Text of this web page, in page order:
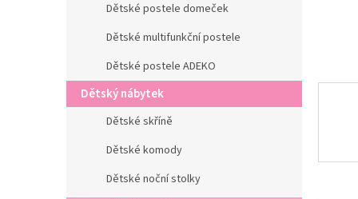
Dětské postele domeček
Dětské multifunkční postele
Dětské postele ADEKO
Dětský nábytek
Dětské skříně
Dětské komody
Dětské noční stolky